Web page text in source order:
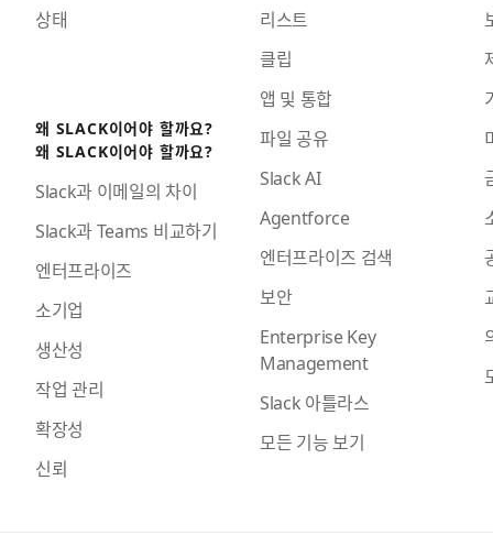
상태
왜 SLACK이어야 할까요?
왜 SLACK이어야 할까요?
Slack과 이메일의 차이
Slack과 Teams 비교하기
엔터프라이즈
소기업
생산성
작업 관리
확장성
신뢰
리스트
클립
앱 및 통합
파일 공유
Slack AI
Agentforce
엔터프라이즈 검색
보안
Enterprise Key
Management
Slack 아틀라스
모든 기능 보기